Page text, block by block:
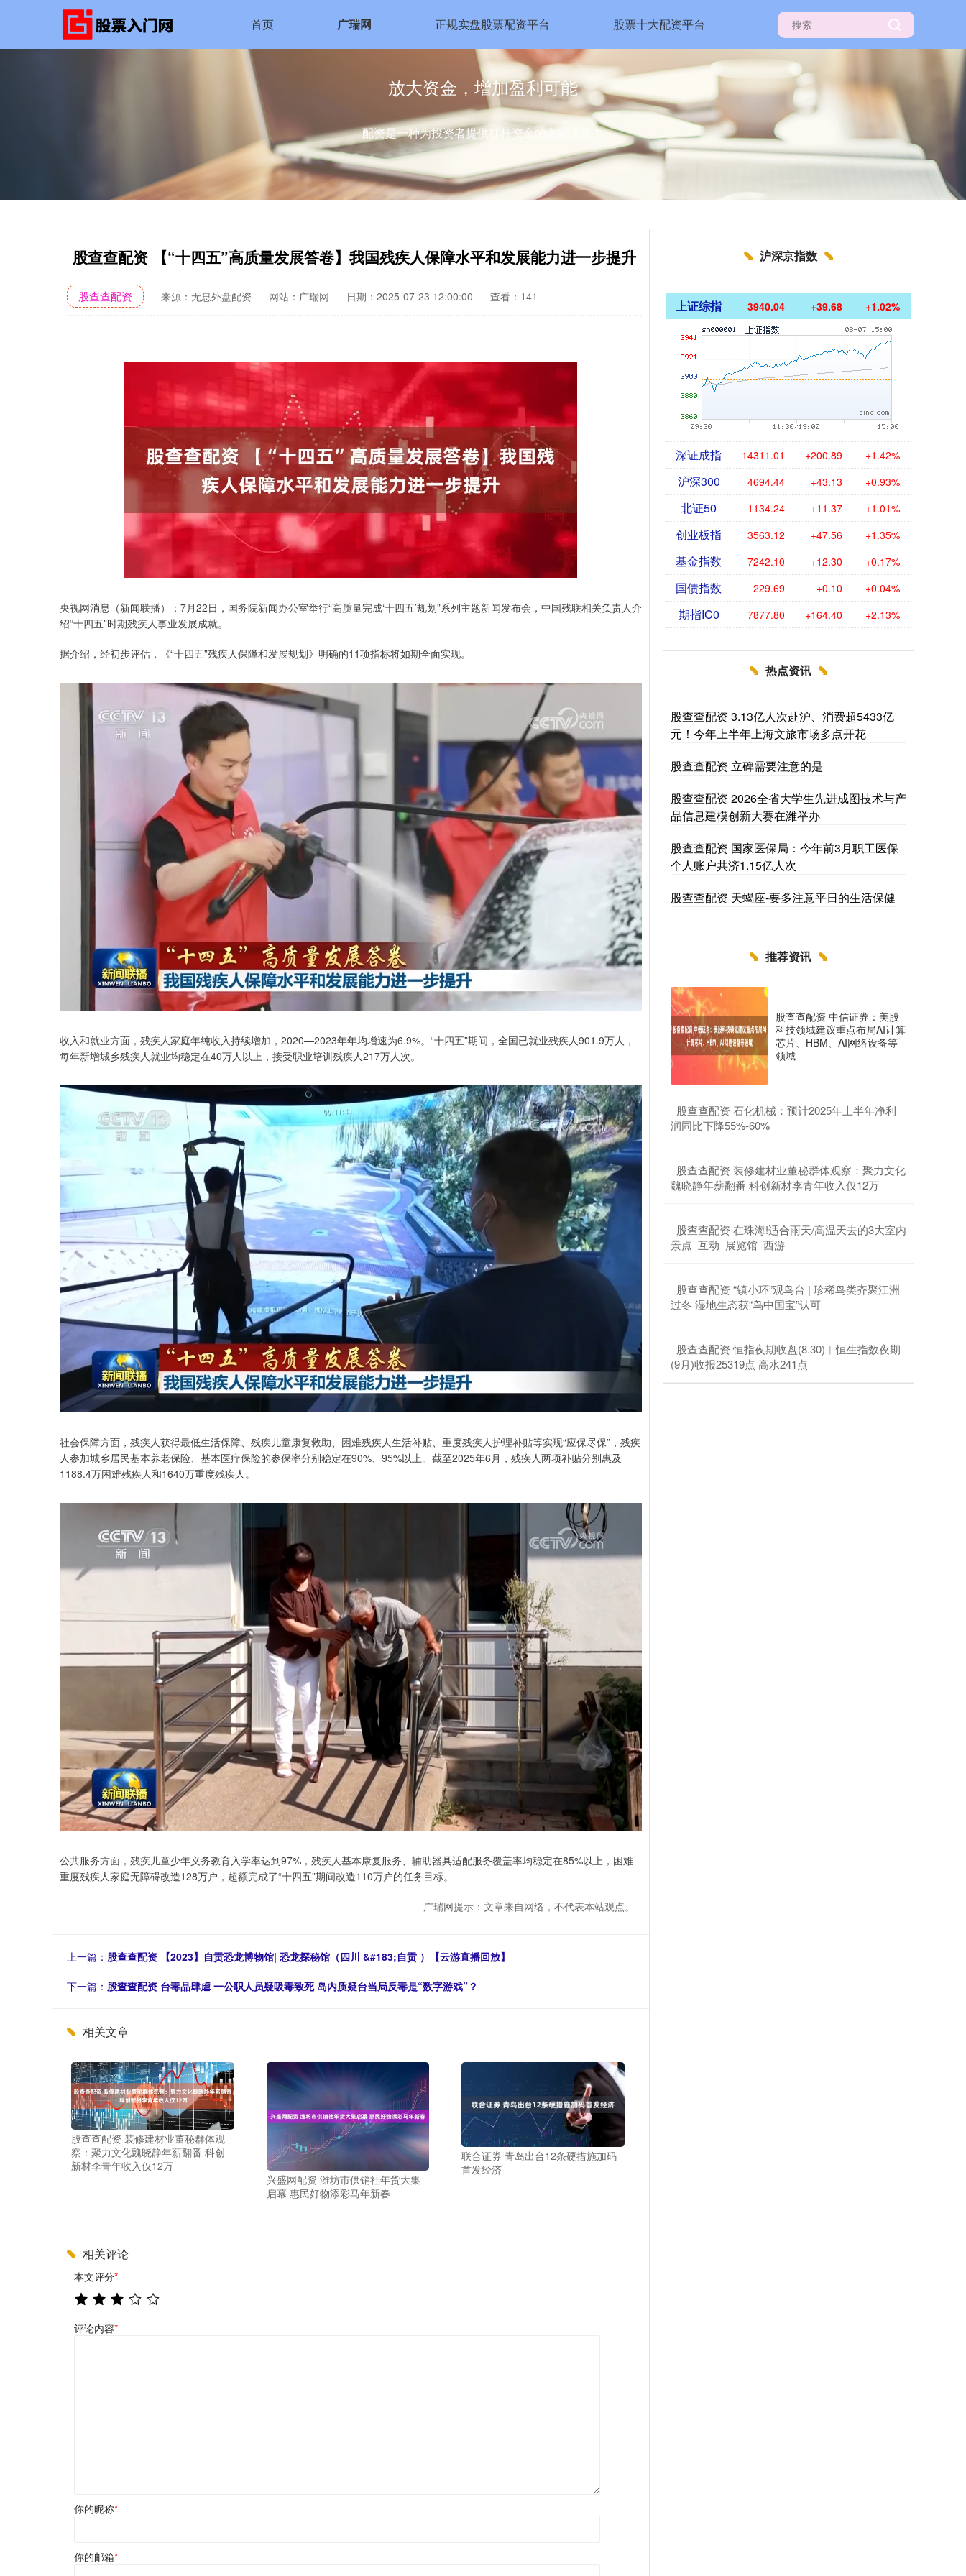
首页 广瑞网 正规实盘股票配资平台 股票十大配资平台
放大资金，增加盈利可能
配资是一种为投资者提供杠杆资金的金融服务！
股查查配资 【“十四五”高质量发展答卷】我国残疾人保障水平和发展能力进一步提升
股查查配资 来源：无息外盘配资 网站：广瑞网 日期：2025-07-23 12:00:00 查看：141
央视网消息（新闻联播）：7月22日，国务院新闻办公室举行“高质量完成‘十四五’规划”系列主题新闻发布会，中国残联相关负责人介
绍“十四五”时期残疾人事业发展成就。
据介绍，经初步评估，《“十四五”残疾人保障和发展规划》明确的11项指标将如期全面实现。
收入和就业方面，残疾人家庭年纯收入持续增加，2020—2023年年均增速为6.9%。“十四五”期间，全国已就业残疾人901.9万人，
每年新增城乡残疾人就业均稳定在40万人以上，接受职业培训残疾人217万人次。
社会保障方面，残疾人获得最低生活保障、残疾儿童康复救助、困难残疾人生活补贴、重度残疾人护理补贴等实现“应保尽保”，残疾
人参加城乡居民基本养老保险、基本医疗保险的参保率分别稳定在90%、95%以上。截至2025年6月，残疾人两项补贴分别惠及
1188.4万困难残疾人和1640万重度残疾人。
公共服务方面，残疾儿童少年义务教育入学率达到97%，残疾人基本康复服务、辅助器具适配服务覆盖率均稳定在85%以上，困难
重度残疾人家庭无障碍改造128万户，超额完成了“十四五”期间改造110万户的任务目标。
广瑞网提示：文章来自网络，不代表本站观点。
上一篇： 股查查配资 【2023】自贡恐龙博物馆| 恐龙探秘馆（四川 &#183;自贡 ）【云游直播回放】
下一篇： 股查查配资 台毒品肆虐 一公职人员疑吸毒致死 岛内质疑台当局反毒是“数字游戏”？
相关文章
股查查配资 装修建材业董秘群体观
察：聚力文化魏晓静年薪翻番 科创
新材李青年收入仅12万
兴盛网配资 潍坊市供销社年货大集
启幕 惠民好物添彩马年新春
联合证券 青岛出台12条硬措施加码
首发经济
相关评论
本文评分*
评论内容*
你的昵称*
你的邮箱*
沪深京指数
上证综指 3940.04 +39.68 +1.02%
深证成指 14311.01 +200.89 +1.42%
沪深300 4694.44 +43.13 +0.93%
北证50 1134.24 +11.37 +1.01%
创业板指 3563.12 +47.56 +1.35%
基金指数 7242.10 +12.30 +0.17%
国债指数 229.69 +0.10 +0.04%
期指IC0 7877.80 +164.40 +2.13%
热点资讯
股查查配资 3.13亿人次赴沪、消费超5433亿
元！今年上半年上海文旅市场多点开花
股查查配资 立碑需要注意的是
股查查配资 2026全省大学生先进成图技术与产
品信息建模创新大赛在潍举办
股查查配资 国家医保局：今年前3月职工医保
个人账户共济1.15亿人次
股查查配资 天蝎座-要多注意平日的生活保健
推荐资讯
股查查配资 中信证券：美股
科技领域建议重点布局AI计算
芯片、HBM、AI网络设备等
领域
​股查查配资 石化机械：预计2025年上半年净利
润同比下降55%-60%
​股查查配资 装修建材业董秘群体观察：聚力文化
魏晓静年薪翻番 科创新材李青年收入仅12万
​股查查配资 在珠海!适合雨天/高温天去的3大室内
景点_互动_展览馆_西游
​股查查配资 “镇小环”观鸟台 | 珍稀鸟类齐聚江洲
过冬 湿地生态获“鸟中国宝”认可
​股查查配资 恒指夜期收盘(8.30)︱恒生指数夜期
(9月)收报25319点 高水241点